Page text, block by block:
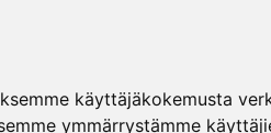
käyttäjäkokemusta
ymmärrystämme